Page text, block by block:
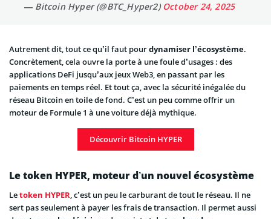
— Bitcoin Hyper (@BTC_Hyper2)October 24, 2025
Autrement dit, tout ce qu’il faut pourdynamiser l’écosystème.
Concrètement, cela ouvre la porte à une foule d’usages : des
applications DeFi jusqu’aux jeux Web3, en passant par les
paiements en temps réel. Et tout ça, avec la sécurité inégalée du
réseau Bitcoin en toile de fond. C’est un peu comme offrir un
moteur de Formule 1 à une voiture déjà mythique.
Découvrir Bitcoin HYPER
Le token HYPER, moteur d’un nouvel écosystème
Letoken HYPER, c’est un peu le carburant de tout le réseau. Il ne
sert pas seulement à payer les frais de transaction. Il permet aussi